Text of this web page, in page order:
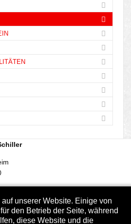
unserer Website. Einige von
den Betrieb der Seite, während
diese Website und die